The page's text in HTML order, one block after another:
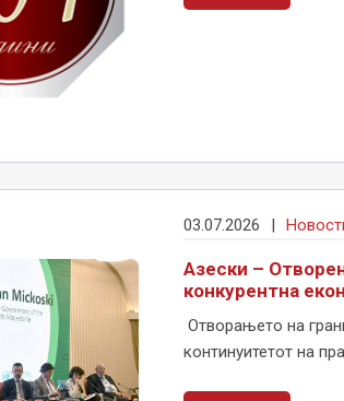
03.07.2026 |
Азески –
конкурентна
Отворањето на
континуитетот на